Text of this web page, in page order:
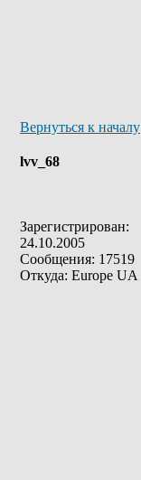
Вернуться к началу
lvv_68
Зарегистрирован:
24.10.2005
Сообщения: 17519
Откуда: Europe UA